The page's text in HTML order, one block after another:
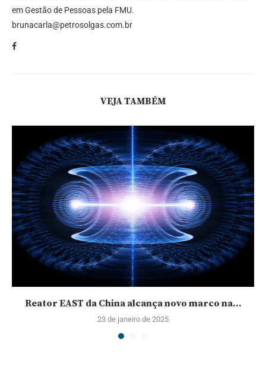
em Gestão de Pessoas pela FMU.
brunacarla@petrosolgas.com.br
VEJA TAMBÉM
Reator EAST da China alcança novo marco na...
23 de janeiro de 2025